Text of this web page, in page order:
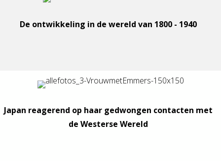
De ontwikkeling in de wereld van 1800 - 1940
Japan reagerend op haar gedwongen contacten met
de Westerse Wereld